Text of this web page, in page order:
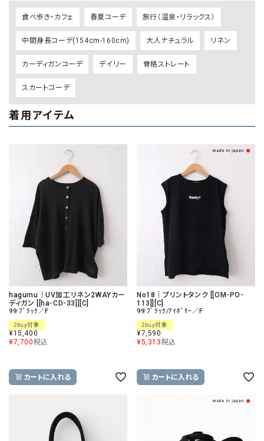
食べ歩き・カフェ 春夏コーデ 旅行（温泉・リラックス）
中間身長コーデ(154cm-160cm) 大人ナチュラル リネン
カーディガンコーデ デイリー 骨格ストレート
スカートコーデ
着用アイテム
hagumu｜UV加工リネン2WAYカー
ディガン [[ha-CD-33]][C]
99:ﾌﾞﾗｯｸ／F
2buy対象
¥15,400
¥7,700税込
カートに入れる
No18｜プリントタンク [[OM-PO-
113]][C]
99:ﾌﾞﾗｯｸ/ｱｲﾎﾞﾘｰ／F
2buy対象
¥7,590
¥5,313税込
カートに入れる